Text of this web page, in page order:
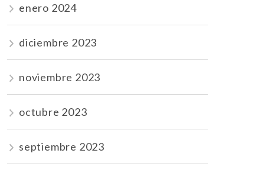
enero 2024
diciembre 2023
noviembre 2023
octubre 2023
septiembre 2023